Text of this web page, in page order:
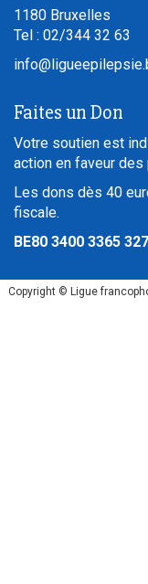
1180 Bruxelles
Tel : 02/344 32 63
Faites un Don
Votre soutien est
action en faveur des
Les dons dès 40
fiscale.
BE80 3400 3365
Copyright © Ligue